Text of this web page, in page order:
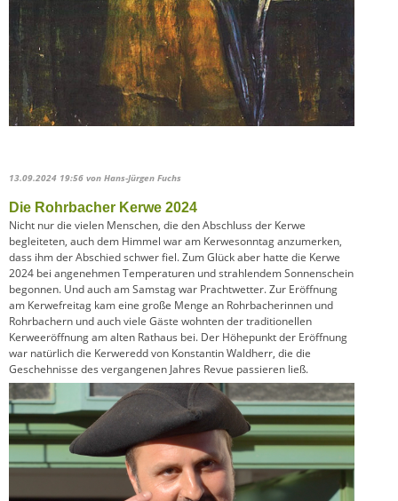
13.09.2024 19:56 von Hans-Jürgen Fuchs
Die Rohrbacher Kerwe 2024
Nicht nur die vielen Menschen, die den Abschluss der Kerwe
begleiteten, auch dem Himmel war am Kerwesonntag anzumerken,
dass ihm der Abschied schwer fiel. Zum Glück aber hatte die Kerwe
2024 bei angenehmen Temperaturen und strahlendem Sonnenschein
begonnen. Und auch am Samstag war Prachtwetter. Zur Eröffnung
am Kerwefreitag kam eine große Menge an Rohrbacherinnen und
Rohrbachern und auch viele Gäste wohnten der traditionellen
Kerweeröffnung am alten Rathaus bei. Der Höhepunkt der Eröffnung
war natürlich die Kerweredd von Konstantin Waldherr, die die
Geschehnisse des vergangenen Jahres Revue passieren ließ.